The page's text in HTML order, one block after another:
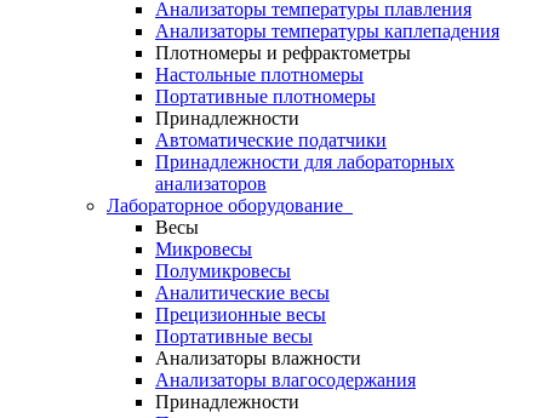
Анализаторы температуры плавления
Анализаторы температуры каплепадения
Плотномеры и рефрактометры
Настольные плотномеры
Портативные плотномеры
Принадлежности
Автоматические податчики
Принадлежности для лабораторных
анализаторов
Лабораторное оборудование
Весы
Микровесы
Полумикровесы
Аналитические весы
Прецизионные весы
Портативные весы
Анализаторы влажности
Анализаторы влагосодержания
Принадлежности